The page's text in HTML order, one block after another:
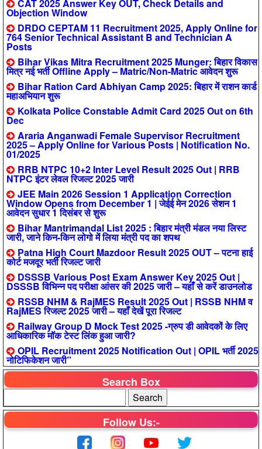
CAT 2025 Answer Key OUT, Check Details and
Objection Window
DRDO CEPTAM 11 Recruitment 2025, Apply Online for
764 Senior Technical Assistant B and Technician A
Posts
Bihar Vikas Mitra Recruitment 2025 Munger: बिहार विकास
मित्र नई भर्ती Offline Apply – Matric/Non-Matric आवेदन शुरू
Bihar Ration Card Abhiyan Camp 2025: बिहार में राशन कार्ड
महाअभियान शुरू
Kolkata Police Constable Admit Card 2025 Out on 6th
Dec
Araria Anganwadi Female Supervisor Recruitment
2025 – Apply Online for Various Posts | Notification No.
01/2025
RRB NTPC 10+2 Inter Level Result 2025 Out | RRB
NTPC इंटर लेवल रिजल्ट 2025 जारी
JEE Main 2026 Session 1 Application Correction
Window Opens from December 1 | जेईई मेन 2026 सेशन 1
आवेदन सुधार 1 दिसंबर से शुरू
Bihar Mantrimandal List 2025 : बिहार मंत्री मंडल नया लिस्ट
जारी, जाने किन-किन लोगो में लिया मंत्री पद का शपथ
Patna High Court Mazdoor Result 2025 OUT – पटना हाई
कोर्ट मजदूर भर्ती रिजल्ट जारी
DSSSB Various Post Exam Answer Key 2025 Out |
DSSSB विभिन्न पद परीक्षा आंसर की 2025 जारी – यहाँ से करें डाउनलोड
RSSB NHM & RajMES Result 2025 Out | RSSB NHM व
RajMES रिजल्ट 2025 जारी – यहाँ देखें पूरा रिजल्ट
Railway Group D Mock Test 2025 -ग्रुप डी आवेदकों के लिए
आधिकारिक मॉक टेस्ट लिंक हुआ जारी?
OPIL Recruitment 2025 Notification Out | OPIL भर्ती 2025
नोटिफिकेशन जारी”
Search Box
Follow Us:-